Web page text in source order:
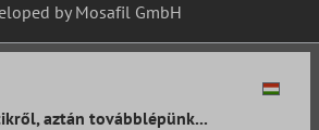
by Mosafil GmbH
aztán továbblépünk...